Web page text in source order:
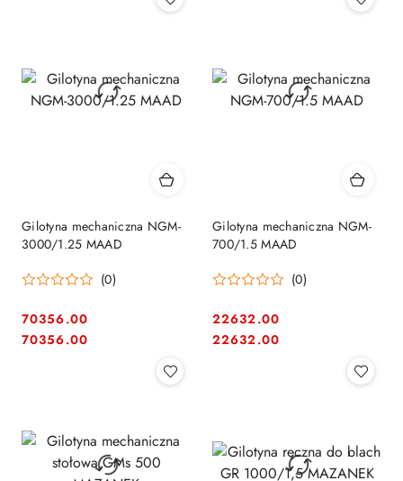
Gilotyna mechaniczna NGM-
3000/1.25 MAAD
(0)
Cena:
70356.00
Cena:
70356.00
Gilotyna mechaniczna NGM-
700/1.5 MAAD
(0)
Cena:
22632.00
Cena:
22632.00